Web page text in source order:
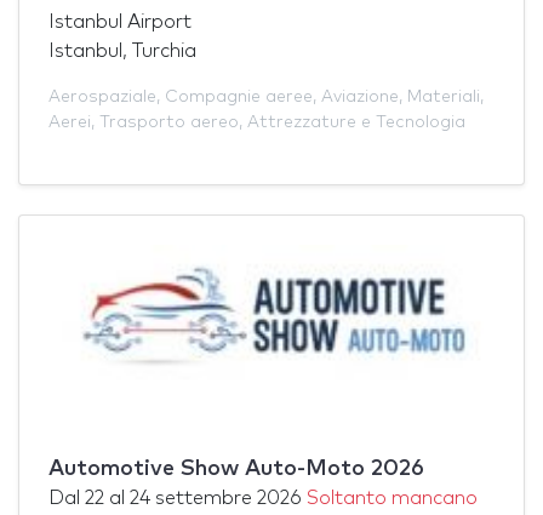
Istanbul Airport
Istanbul, Turchia
Aerospaziale, Compagnie aeree, Aviazione, Materiali,
Aerei, Trasporto aereo, Attrezzature e Tecnologia
Automotive Show Auto-Moto 2026
Dal 22 al 24 settembre 2026 Soltanto mancano